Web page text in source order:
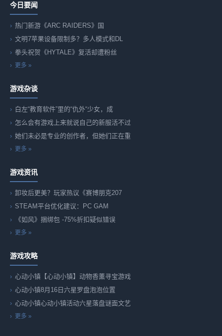
今日要闻
热门新游《ARC RAIDERS》国
文明7苹果设备限制多？多人模式和DL
拳头祝贺《HYTALE》复活却遭粉丝
更多 »
游戏杂谈
白左“教育软件”里的“仇外“少女，成
怎么会有游戏上来就说自己的新服活不过
她们未必是专业的创作者，但她们正在重
更多 »
游戏资讯
卸妆后更美？玩家热议《赛博朋克207
STEAM平台优化建议：PC GAM
《如风》捆绑包 -75%折扣疑似错误
更多 »
游戏攻略
心动小镇【心动小镇】动物香薰寻宝游戏
心动小镇8月16日六星罗盘泡泡位置
心动小镇心动小镇活动六星落盘谜面文艺
更多 »